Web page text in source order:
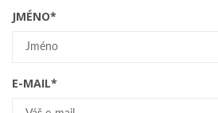
JMÉNO*
E-MAIL*